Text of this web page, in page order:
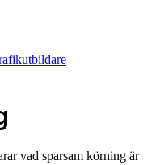
vad sparsam körning är